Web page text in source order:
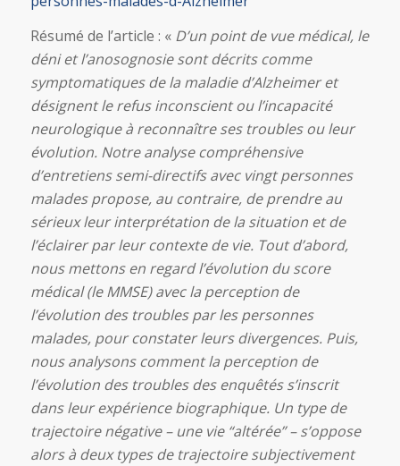
Résumé de l’article : « D’un point de vue médical, le
déni et l’anosognosie sont décrits comme
symptomatiques de la maladie d’Alzheimer et
désignent le refus inconscient ou l’incapacité
neurologique à reconnaître ses troubles ou leur
évolution. Notre analyse compréhensive
d’entretiens semi-directifs avec vingt personnes
malades propose, au contraire, de prendre au
sérieux leur interprétation de la situation et de
l’éclairer par leur contexte de vie. Tout d’abord,
nous mettons en regard l’évolution du score
médical (le MMSE) avec la perception de
l’évolution des troubles par les personnes
malades, pour constater leurs divergences. Puis,
nous analysons comment la perception de
l’évolution des troubles des enquêtés s’inscrit
dans leur expérience biographique. Un type de
trajectoire négative – une vie “altérée” – s’oppose
alors à deux types de trajectoire subjectivement